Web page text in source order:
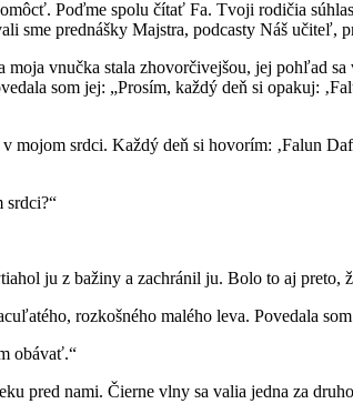
Poďme spolu čítať Fa. Tvoji rodičia
sme prednášky Majstra, podcasty Náš
vnučka stala zhovorčivejšou, jej pohľad
som jej: „Prosím, každý deň si opakuj:
mojom srdci. Každý deň si hovorím: ‚Falun
srdci?“
ju z bažiny a zachránil ju. Bolo to aj
rozkošného malého leva. Povedala
obávať.“
pred nami. Čierne vlny sa valia jedna za